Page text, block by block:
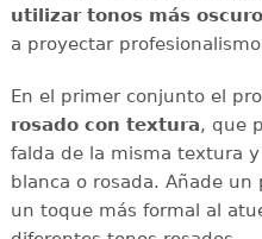
utilizar tonos más
a proyectar
En el primer conjunto el
rosado con textura, que
falda de la misma textura
blanca o rosada. Añade
un toque más formal al